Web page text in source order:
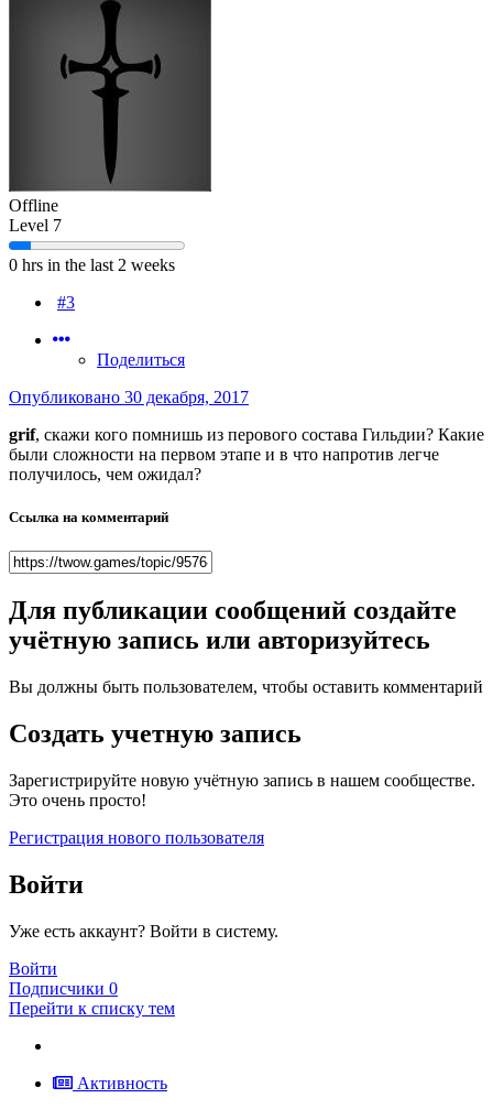
Offline
Level 7
0 hrs in the last 2 weeks
#3
Поделиться
Опубликовано 30 декабря, 2017
grif, скажи кого помнишь из перового состава Гильдии? Какие
были сложности на первом этапе и в что напротив легче
получилось, чем ожидал?
Ссылка на комментарий
Для публикации сообщений создайте
учётную запись или авторизуйтесь
Вы должны быть пользователем, чтобы оставить комментарий
Создать учетную запись
Зарегистрируйте новую учётную запись в нашем сообществе.
Это очень просто!
Регистрация нового пользователя
Войти
Уже есть аккаунт? Войти в систему.
Войти
Подписчики 0
Перейти к списку тем
Активность